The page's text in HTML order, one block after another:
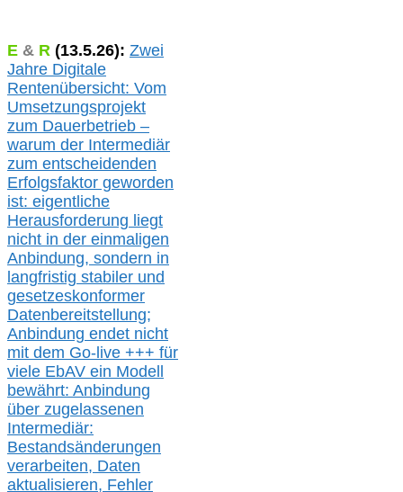
E & R (13.5.26): Zwei
Jahre Digitale
Rentenübersicht: Vom
Umsetzungsprojekt
zum Dauerbetrieb –
warum der Intermediär
zum entscheidenden
Erfolgsfaktor geworden
ist: eigentliche
Herausforderung liegt
nicht in der einmaligen
Anbindung, sondern in
langfristig stabiler und
gesetzeskonformer
Datenbereitstellung;
Anbindung endet nicht
mit dem Go-live +++ für
viele EbAV ein Modell
bewährt: Anbindung
über zugelassenen
Intermediär:
Bestandsänderungen
verarbeiten, Daten
aktualisieren, Fehler